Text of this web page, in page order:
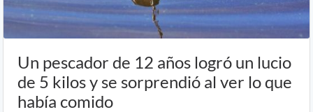
Un pescador de 12 años logró un lucio
de 5 kilos y se sorprendió al ver lo que
había comido